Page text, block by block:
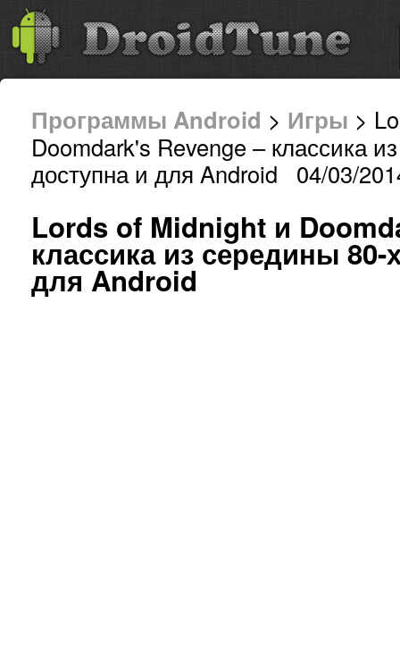
Программы Android > Игры >
Doomdark's Revenge – классика
доступна и для Android 04/03/
Lords of Midnight и
классика из середины
для Android